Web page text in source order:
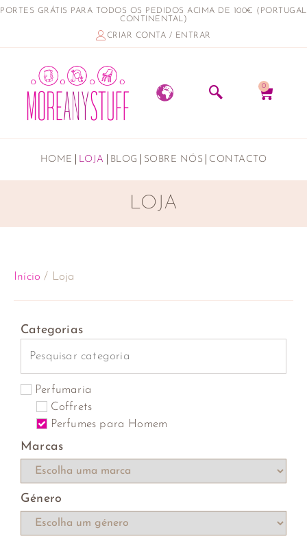
PORTES GRÁTIS PARA TODOS OS PEDIDOS ACIMA DE 100€ (PORTUGAL
CONTINENTAL)
CRIAR CONTA / ENTRAR
0
HOME LOJA BLOG SOBRE NÓS CONTACTO
LOJA
Início / Loja
Categorias
Perfumaria
Coffrets
Perfumes para Homem
Marcas
Género